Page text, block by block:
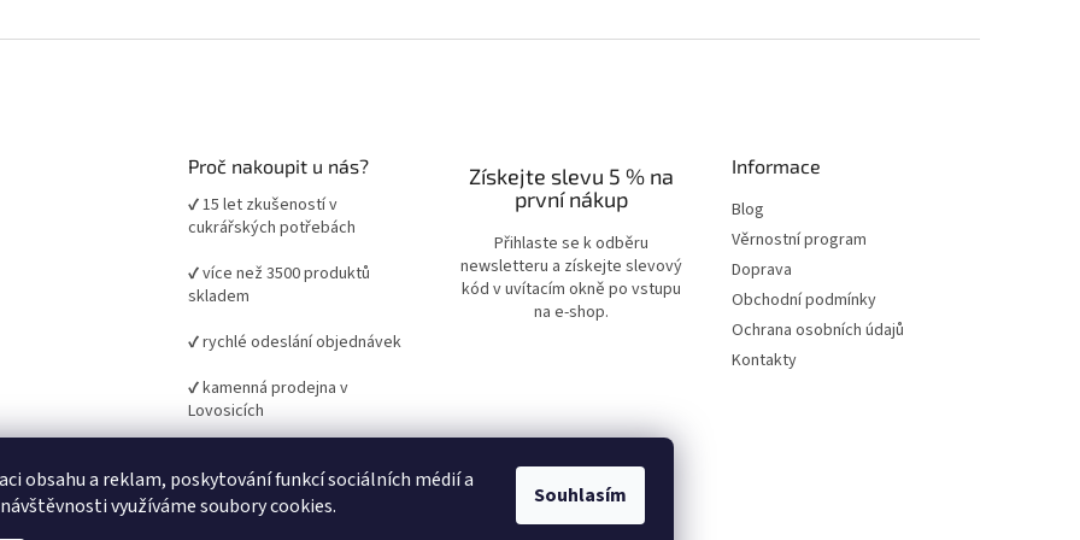
obsahu a reklam, poskytování funkcí sociálních médií a
využíváme soubory cookies.
Souhlasím
Proč nakoupit u nás?
✔ 15 let zkušeností v
cukrářských potřebách
✔ více než 3500 produktů
skladem
✔ rychlé odeslání objednávek
✔ kamenná prodejna v
Lovosicích
pro domácí i profesionální
pečení
Získejte slevu 5 % na
první nákup
Přihlaste se k odběru
newsletteru a získejte slevový
kód v uvítacím okně po vstupu
na e-shop.
Informace
Blog
Věrnostní program
Doprava
Obchodní podmínky
Ochrana osobních údajů
Kontakty